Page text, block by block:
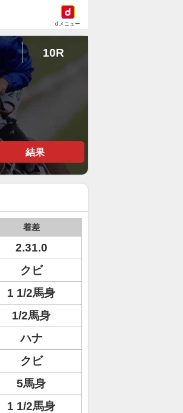
dメニュー
10R
結果
着差
2.31.0
クビ
1 1/2馬身
1/2馬身
ハナ
クビ
5馬身
1 1/2馬身